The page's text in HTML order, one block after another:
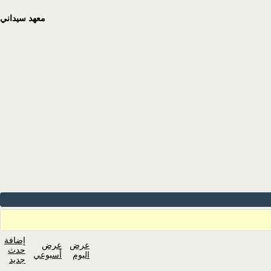
معهد سيداني
عرض
اليوم
عرض
أسبوعي
إضافة
حدث
جديد